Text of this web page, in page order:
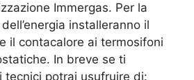
Immergas. Per la
installeranno il
il contacalore ai termosifoni
In breve se ti
tecnici potrai usufruire di: